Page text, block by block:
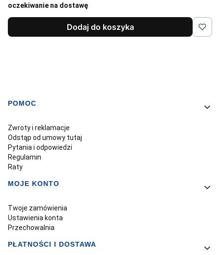
oczekiwanie na dostawę
Dodaj do koszyka
Linki w stopce
POMOC
Zwroty i reklamacje
Odstąp od umowy tutaj
Pytania i odpowiedzi
Regulamin
Raty
MOJE KONTO
Twoje zamówienia
Ustawienia konta
Przechowalnia
PŁATNOŚCI I DOSTAWA